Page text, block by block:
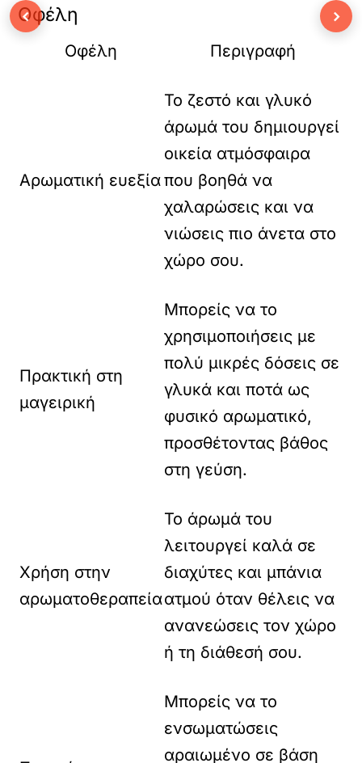
Οφέλη
Οφέλη Περιγραφή
Αρωματική ευεξία
Το ζεστό και γλυκό
άρωμά του δημιουργεί
οικεία ατμόσφαιρα
που βοηθά να
χαλαρώσεις και να
νιώσεις πιο άνετα στο
χώρο σου.
Πρακτική στη
μαγειρική
Μπορείς να το
χρησιμοποιήσεις με
πολύ μικρές δόσεις σε
γλυκά και ποτά ως
φυσικό αρωματικό,
προσθέτοντας βάθος
στη γεύση.
Χρήση στην
αρωματοθεραπεία
Το άρωμά του
λειτουργεί καλά σε
διαχύτες και μπάνια
ατμού όταν θέλεις να
ανανεώσεις τον χώρο
ή τη διάθεσή σου.
Μπορείς να το
ενσωματώσεις
αραιωμένο σε βάση
‹ ›